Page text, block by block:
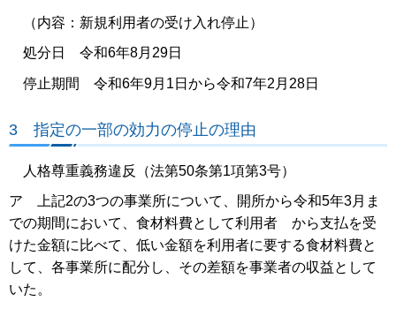
（内容：新規利用者の受け入れ停止）
処分日 令和6年8月29日
停止期間 令和6年9月1日から令和7年2月28日
3 指定の一部の効力の停止の理由
人格尊重義務違反（法第50条第1項第3号）
ア 上記2の3つの事業所について、開所から令和5年3月ま
での期間において、食材料費として利用者 から支払を受
けた金額に比べて、低い金額を利用者に要する食材料費と
して、各事業所に配分し、その差額を事業者の収益として
いた。